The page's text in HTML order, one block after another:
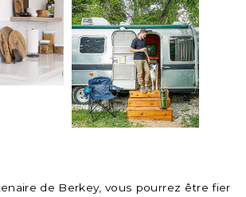
de Berkey, vous pourrez être fier